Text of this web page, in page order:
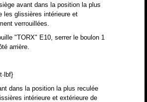
avant dans la position la plus
les glissières intérieure et
verrouillées.
"TORX" E10, serrer le boulon 1
arrière.
dans la position la plus reculée
intérieure et extérieure de